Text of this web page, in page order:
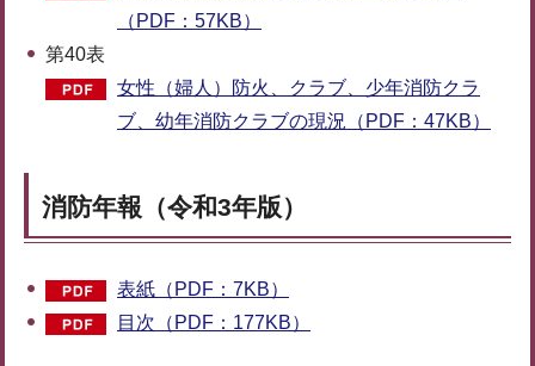
（PDF：57KB）
第40表
女性（婦人）防火、クラブ、少年消防クラ
ブ、幼年消防クラブの現況（PDF：47KB）
消防年報（令和3年版）
表紙（PDF：7KB）
目次（PDF：177KB）